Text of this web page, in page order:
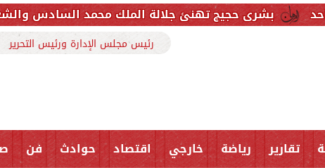
تهنئ جلالة الملك محمد السادس والشعب المغربي
رئيس مجلس الإدارة ورئيس التحرير
تقارير رياضة خارجي اقتصاد حوادث فن